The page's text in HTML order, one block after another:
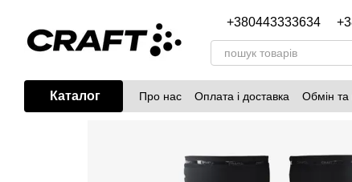
+380443333634
Каталог Про нас Оплата і доставка Обмін та